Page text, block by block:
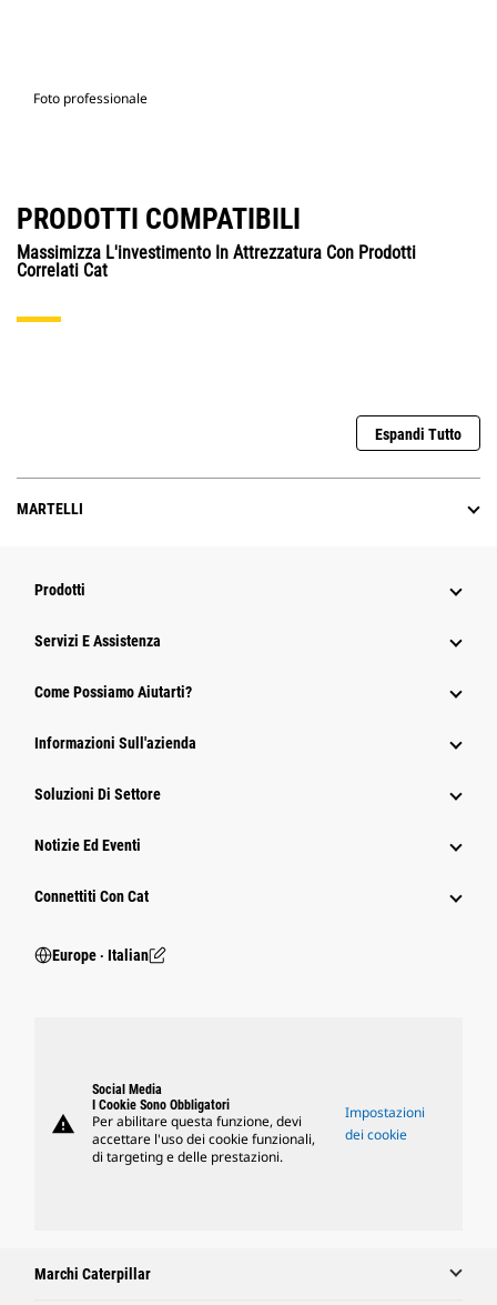
Foto professionale
PRODOTTI COMPATIBILI
Massimizza L'investimento In Attrezzatura Con Prodotti
Correlati Cat
Espandi Tutto
MARTELLI
Prodotti
Servizi E Assistenza
Come Possiamo Aiutarti?
Informazioni Sull'azienda
Soluzioni Di Settore
Notizie Ed Eventi
Connettiti Con Cat
Europe ‧ Italian
warning
Social Media
I Cookie Sono Obbligatori
Per abilitare questa funzione, devi
accettare l'uso dei cookie funzionali,
di targeting e delle prestazioni.
Impostazioni
dei cookie
Marchi Caterpillar